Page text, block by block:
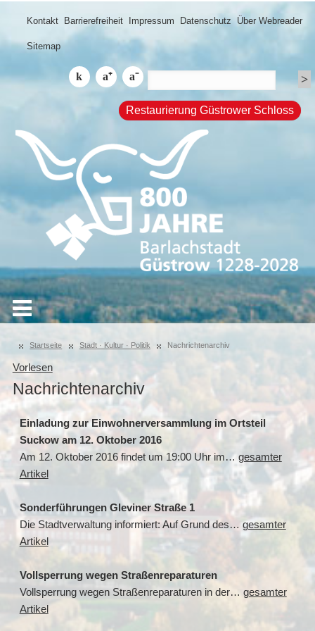
Kontakt Barrierefreiheit Impressum Datenschutz Über Webreader
Sitemap
Restaurierung Güstrower Schloss
Startseite Stadt · Kultur · Politik Nachrichtenarchiv
Vorlesen
Nachrichtenarchiv
Einladung zur Einwohnerversammlung im Ortsteil
Suckow am 12. Oktober 2016
Am 12. Oktober 2016 findet um 19:00 Uhr im… gesamter
Artikel
Sonderführungen Gleviner Straße 1
Die Stadtverwaltung informiert: Auf Grund des…gesamter
Artikel
Vollsperrung wegen Straßenreparaturen
Vollsperrung wegen Straßenreparaturen in der… gesamter
Artikel